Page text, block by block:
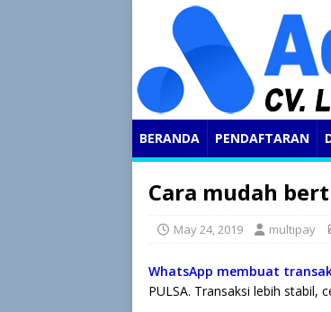
BERANDA PENDAFTARAN
Cara mudah
May 24, 2019 multipay
WhatsApp membuat
PULSA. Transaksi lebih stabil,